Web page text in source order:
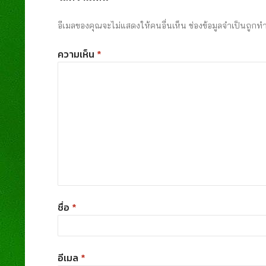
อีเมลของคุณจะไม่แสดงให้คนอื่นเห็น ช่องข้อมูลจำเป็นถูกท
ความเห็น *
ชื่อ *
อีเมล *